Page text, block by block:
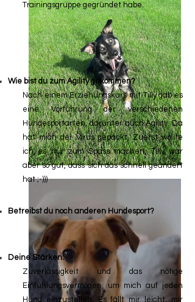
Wie bist du zum Agility gekommen?
Nach einem Erziehungskurs mit Tilly gab es
eine Vorführung der verschiedenen
Hundesportarten, darunter auch Agility. Da
hat mich der Virus gepackt. Zuerst wollte
ich es nur zum Spass machen, Tilly war
aber so gut, dass sich das schnell geändert
hat ;-)))
Zuverlässigkeit und das nötige
Einfühlungsvermögen, um mich auf jeden
Hund einzustellen. Es fällt mir leicht, mir
Deine Stärken:
Trainingsgruppe gegründet habe.
Betreibst du noch anderen Hundesport?